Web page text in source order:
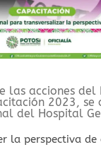
las acciones del
2023, se
del Hospital
la perspectiva de